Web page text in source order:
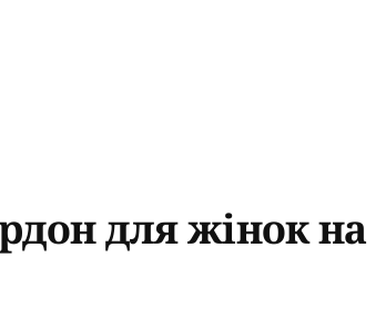
для жінок на